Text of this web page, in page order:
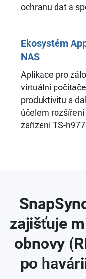
ochranu dat a
Ekosystém
NAS
Aplikace pro
virtuální
produktivitu a
účelem
zařízení TS-
zajišťuje
obnovy
po